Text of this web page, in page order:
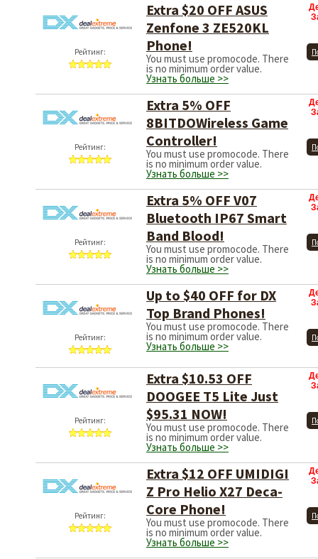
Рейтинг:
Extra $20 OFF ASUS
Zenfone 3 ZE520KL
Phone!
You must use promocode. There
is no minimum order value.
Узнать больше >>
Рейтинг:
Extra 5% OFF
8BITDOWireless Game
Controller!
You must use promocode. There
is no minimum order value.
Узнать больше >>
Рейтинг:
Extra 5% OFF V07
Bluetooth IP67 Smart
Band Blood!
You must use promocode. There
is no minimum order value.
Узнать больше >>
Рейтинг:
Up to $40 OFF for DX
Top Brand Phones!
You must use promocode. There
is no minimum order value.
Узнать больше >>
Рейтинг:
Extra $10.53 OFF
DOOGEE T5 Lite Just
$95.31 NOW!
You must use promocode. There
is no minimum order value.
Узнать больше >>
Рейтинг:
Extra $12 OFF UMIDIGI
Z Pro Helio X27 Deca-
Core Phone!
You must use promocode. There
is no minimum order value.
Узнать больше >>